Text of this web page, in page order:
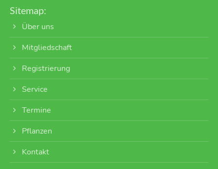
Sitemap:
Über uns
Mitgliedschaft
Registrierung
Service
Termine
Pflanzen
Kontakt